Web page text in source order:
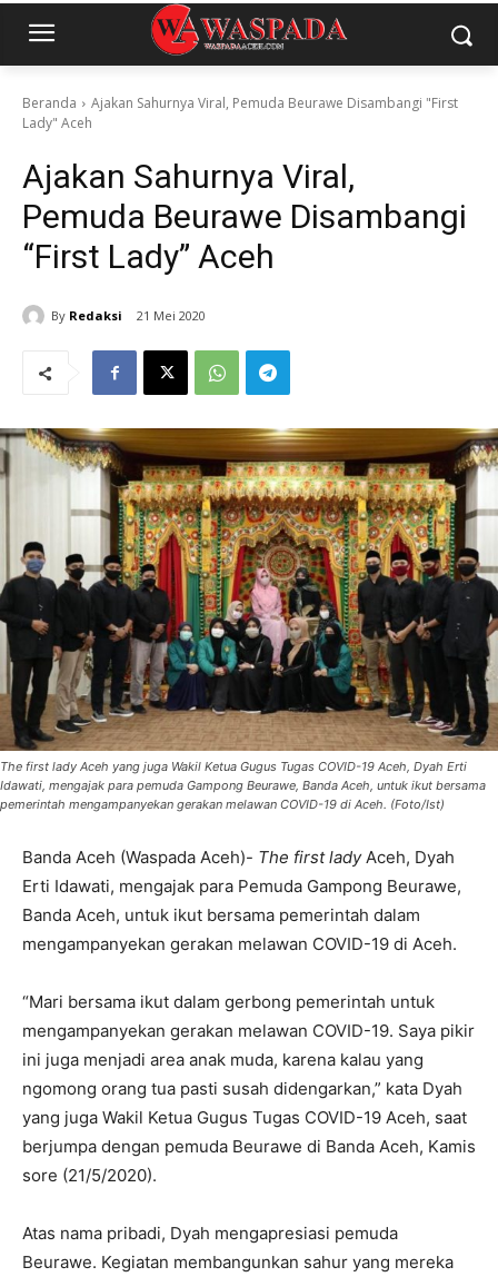
Beranda
Ajakan Sahurnya Viral, Pemuda Beurawe Disambangi "First
Lady" Aceh
Ajakan Sahurnya Viral,
Pemuda Beurawe Disambangi
“First Lady” Aceh
By Redaksi 21 Mei 2020
The first lady Aceh yang juga Wakil Ketua Gugus Tugas COVID-19 Aceh, Dyah Erti
Idawati, mengajak para pemuda Gampong Beurawe, Banda Aceh, untuk ikut bersama
pemerintah mengampanyekan gerakan melawan COVID-19 di Aceh. (Foto/Ist)
Banda Aceh (Waspada Aceh)- The first ladyAceh, Dyah
Erti Idawati, mengajak para Pemuda Gampong Beurawe,
Banda Aceh, untuk ikut bersama pemerintah dalam
mengampanyekan gerakan melawan COVID-19 di Aceh.
“Mari bersama ikut dalam gerbong pemerintah untuk
mengampanyekan gerakan melawan COVID-19. Saya pikir
ini juga menjadi area anak muda, karena kalau yang
ngomong orang tua pasti susah didengarkan,” kata Dyah
yang juga Wakil Ketua Gugus Tugas COVID-19 Aceh, saat
berjumpa dengan pemuda Beurawe di Banda Aceh, Kamis
sore (21/5/2020).
Atas nama pribadi, Dyah mengapresiasi pemuda
Beurawe. Kegiatan membangunkan sahur yang mereka